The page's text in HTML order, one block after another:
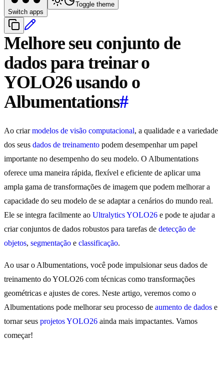
Switch apps
Toggle theme
Melhore seu conjunto de
dados para treinar o
YOLO26 usando o
Albumentations#
Ao criarmodelos de visão computacional, a qualidade e a variedade
dos seus dados de treinamento podem desempenhar um papel
importante no desempenho do seu modelo. O Albumentations
oferece uma maneira rápida, flexível e eficiente de aplicar uma
ampla gama de transformações de imagem que podem melhorar a
capacidade do seu modelo de se adaptar a cenários do mundo real.
Ele se integra facilmente ao Ultralytics YOLO26 e pode te ajudar a
criar conjuntos de dados robustos para tarefas de detecção de
objetos, segmentação e classificação.
Ao usar o Albumentations, você pode impulsionar seus dados de
treinamento do YOLO26 com técnicas como transformações
geométricas e ajustes de cores. Neste artigo, veremos como o
Albumentations pode melhorar seu processo de aumento de dados e
tornar seus projetos YOLO26 ainda mais impactantes. Vamos
começar!